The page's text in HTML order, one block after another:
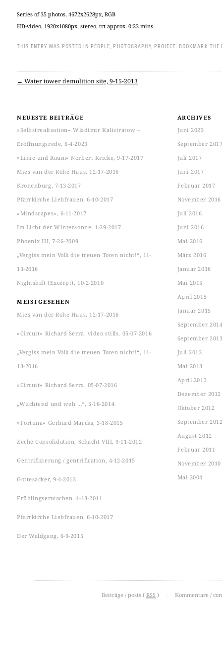
Series of 35 pho­tos, 4672x2628px, RGB
HD-video, 1920x1080px, ste­reo, trt approx. 0:23 mins.
THIS ENTRY WAS POSTED IN PEOPLE, PHOTOGRAPHY, PROJECT. BOOKMARK
Post navigation
← Water tower demolition site, 9-15-2013
NEUESTE BEITRÄGE
»Selbstrealisation« Wladimir Kalistratow ‒
Eröffnungsrede, 6-4-2023
»Linie und Raum« Norbert Kricke, 9-17-2017
Mies van der Rohe Haus, 12-17-2016
Kronenburg, 7-13-2017
Pfarrkirche Liebfrauen, 6-10-2017
»Mindscapes«, 6-11-2017
Im Licht der Wintersonne, 1-29-2017
Phoenix III, 7-26-2009
„Vergiss mein Volk die treuen Toten nicht!“, 11-
13-2016
Nightshift (Excerpt), 10-2-2010
MEISTGESEHEN
Mies van der Rohe Haus, 12-17-2016
»Circuit« Richard Serra, video stills, 05-07-2016
„Vergiss mein Volk die treuen Toten nicht!“, 11-
13-2016
»Circuit« Richard Serra, 05-07-2016
„Wuchtend und weh …“, 5-16-2014
»Fortuna« Gerhard Marcks, 3-18-2015
Zeche Consolidation, Schacht VIII, 9-11-2012
Gentrifizierung / gentrification, 4-12-2015
Gottesacker, 9-4-2012
Frühlingserwachen, 4-13-2011
Pfarrkirche Liebfrauen, 6-10-2017
Der Waldgang, 6-9-2015
ARCHIVES
Juni 2023
September
Juli 2017
Juni 2017
Februar 2017
November 2016
Juli 2016
Juni 2016
Mai 2016
März 2016
Januar 2016
Mai 2015
April 2015
Januar 2015
September
September
Juli 2013
Mai 2013
April 2013
Dezember 2012
Oktober 2012
September
August 2012
Februar 2011
November 2010
Mai 2004
Beiträge / posts ( RSS ) Kommentare /